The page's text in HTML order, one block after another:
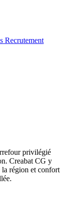
Recrutement
privilégié
Creabat CG y
la région et confort